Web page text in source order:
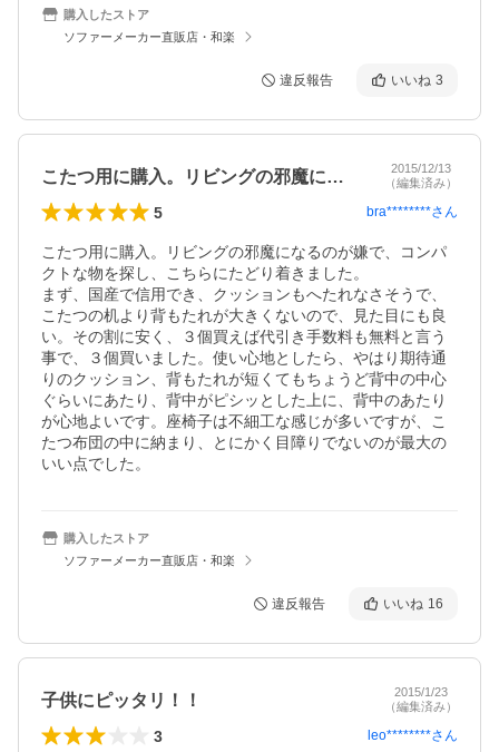
購入したストア
ソファーメーカー直販店・和楽
違反報告 いいね 3
こたつ用に購入。リビングの邪魔になるの…
2015/12/13
（編集済み）
5 bra********さん
こたつ用に購入。リビングの邪魔になるのが嫌で、コンパ
クトな物を探し、こちらにたどり着きました。
まず、国産で信用でき、クッションもへたれなさそうで、
こたつの机より背もたれが大きくないので、見た目にも良
い。その割に安く、３個買えば代引き手数料も無料と言う
事で、３個買いました。使い心地としたら、やはり期待通
りのクッション、背もたれが短くてもちょうど背中の中心
ぐらいにあたり、背中がピシッとした上に、背中のあたり
が心地よいです。座椅子は不細工な感じが多いですが、こ
たつ布団の中に納まり、とにかく目障りでないのが最大の
いい点でした。
購入したストア
ソファーメーカー直販店・和楽
違反報告 いいね 16
子供にピッタリ！！
2015/1/23
（編集済み）
3 leo********さん